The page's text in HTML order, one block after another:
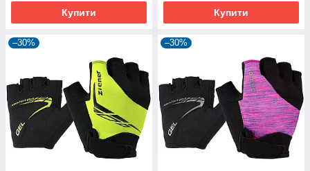
Купити Купити
–30% –30%